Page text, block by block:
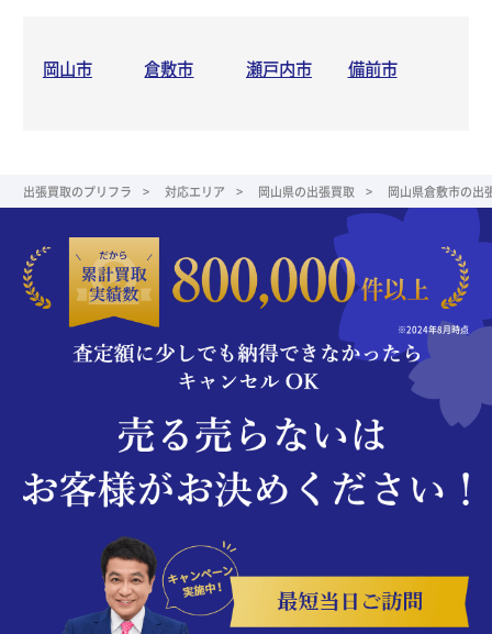
岡山市 倉敷市 瀬戸内市 備前市
出張買取のプリフラ 対応エリア 岡山県の出張買取 岡山県倉敷市の出
※2024年8月時点